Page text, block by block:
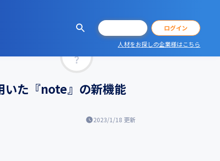
ログイン
人材をお探しの企業様はこちら
いた『note』の新機能
2023/1/18 更新